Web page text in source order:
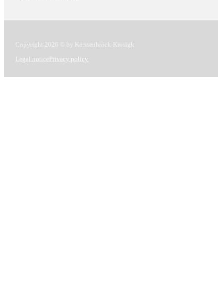
Copyright 2026 © by Kerssenbrock-Krosigk
Legal noticePrivacy policy